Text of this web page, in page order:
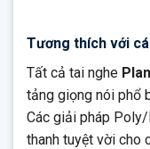
Tương thích với
Tất cả tai nghe
tảng giọng nói phổ
Các giải pháp
thanh tuyệt vời cho